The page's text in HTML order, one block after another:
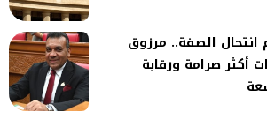
انتحال الصفة.. مرزوق
أكثر صرامة ورقابة